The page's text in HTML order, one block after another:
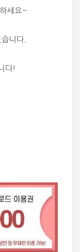
세요~
니다.
다!